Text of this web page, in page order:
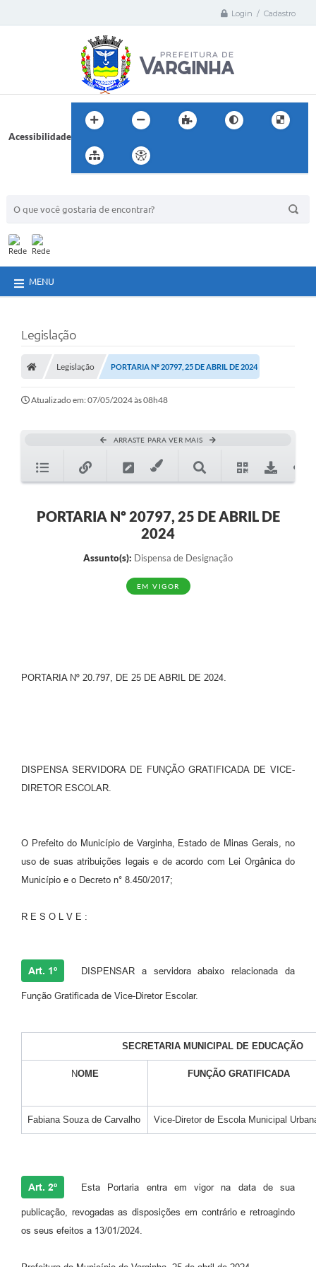
Login / Cadastro
Acessibilidade
MENU
Legislação
Legislação PORTARIA Nº 20797, 25 DE ABRIL DE 2024
Atualizado em: 07/05/2024 às 08h48
ARRASTE PARA VER MAIS
PORTARIA Nº 20797, 25 DE ABRIL DE
2024
Assunto(s): Dispensa de Designação
EM VIGOR
PORTARIA Nº 20.797, DE 25 DE ABRIL DE 2024.
DISPENSA SERVIDORA DE FUNÇÃO GRATIFICADA DE VICE-
DIRETOR ESCOLAR.
O Prefeito do Município de Varginha, Estado de Minas Gerais, no
uso de suas atribuições legais e de acordo com Lei Orgânica do
Município e o Decreto n° 8.450/2017;
R E S O L V E :
Art. 1º DISPENSAR a servidora abaixo relacionada da
Função Gratificada de Vice-Diretor Escolar.
SECRETARIA MUNICIPAL DE EDUCAÇÃO
NOME FUNÇÃO GRATIFICADA
Fabiana Souza de Carvalho Vice-Diretor de Escola Municipal
Art. 2º Esta Portaria entra em vigor na data de sua
publicação, revogadas as disposições em contrário e retroagindo
os seus efeitos a 13/01/2024.